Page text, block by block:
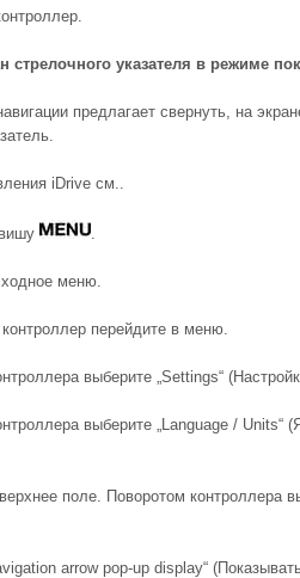
стрелочного указателя в режиме
предлагает свернуть, на
iDrive см..
.
меню.
перейдите в меню.
выберите „Settings“
выберите „Language /
поле. Поворотом контроллера
arrow pop-up display“